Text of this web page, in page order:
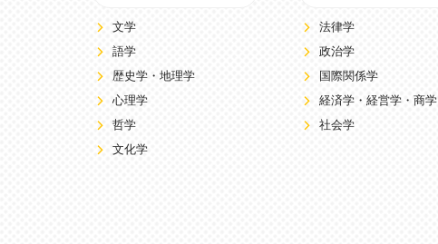
文学
語学
歴史学・地理学
心理学
哲学
文化学
法律学
政治学
国際関係学
経済学・経営学・商学
社会学